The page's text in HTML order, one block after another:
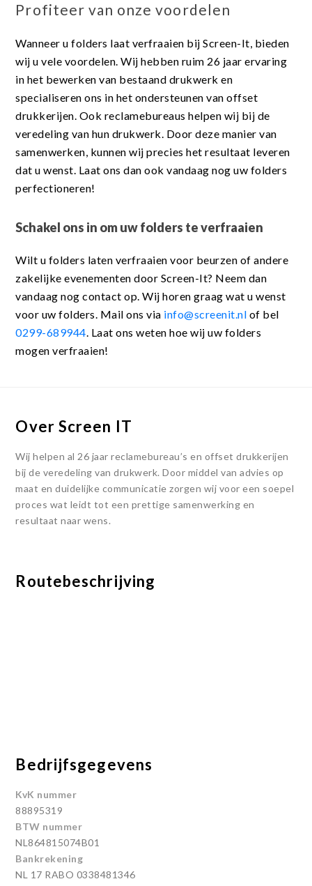
Profiteer van onze voordelen
Wanneer u folders laat verfraaien bij Screen-It, bieden
wij u vele voordelen. Wij hebben ruim 26 jaar ervaring
in het bewerken van bestaand drukwerk en
specialiseren ons in het ondersteunen van offset
drukkerijen. Ook reclamebureaus helpen wij bij de
veredeling van hun drukwerk. Door deze manier van
samenwerken, kunnen wij precies het resultaat leveren
dat u wenst. Laat ons dan ook vandaag nog uw folders
perfectioneren!
Schakel ons in om uw folders te verfraaien
Wilt u folders laten verfraaien voor beurzen of andere
zakelijke evenementen door Screen-It? Neem dan
vandaag nog contact op. Wij horen graag wat u wenst
voor uw folders. Mail ons via info@screenit.nl of bel
0299-689944. Laat ons weten hoe wij uw folders
mogen verfraaien!
Over Screen IT
Wij helpen al 26 jaar reclamebureau’s en offset drukkerijen
bij de veredeling van drukwerk. Door middel van advies op
maat en duidelijke communicatie zorgen wij voor een soepel
proces wat leidt tot een prettige samenwerking en
resultaat naar wens.
Routebeschrijving
Bedrijfsgegevens
KvK nummer
88895319
BTW nummer
NL864815074B01
Bankrekening
NL 17 RABO 0338481346